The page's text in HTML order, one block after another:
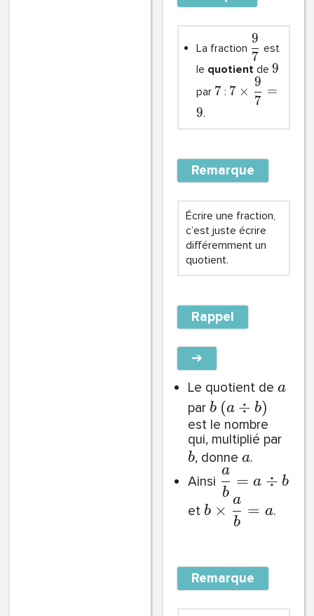
La fraction
7
9
est
le quotient de 9
par 7 : 7 ×
7
9
=
9.
Remarque
Écrire une fraction,
c’est juste écrire
différemment un
quotient.
Rappel
➔
Le quotient de a
par b (a ÷ b)
est le nombre
qui, multiplié par
b, donne a.
Ainsi
b
a
= a ÷ b
et b ×
b
a
= a.
Remarque